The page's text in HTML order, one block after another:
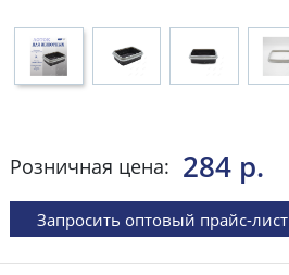
Розничная цена: 284 р.
Запросить оптовый прайс-лист